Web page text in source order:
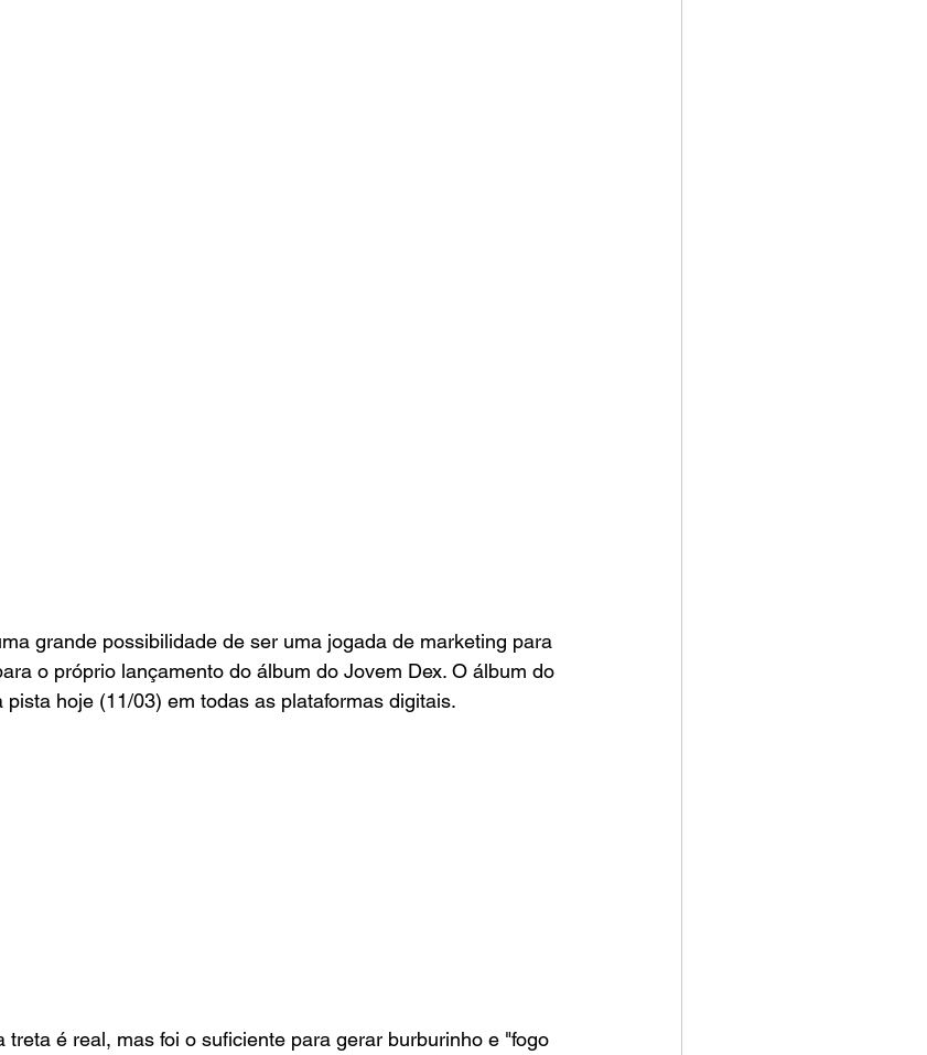
grande possibilidade de ser uma jogada de marketing para
o próprio lançamento do álbum do Jovem Dex. O álbum do
hoje (11/03) em todas as plataformas digitais.
treta é real, mas foi o suficiente para gerar burburinho e "fogo